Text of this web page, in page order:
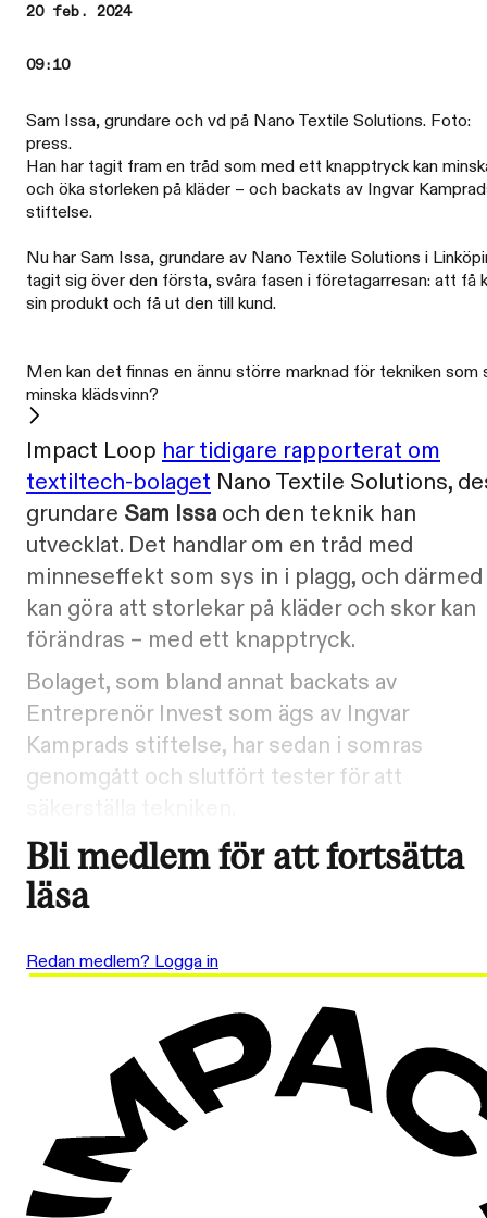
20 feb. 2024
09:10
Sam Issa, grundare och vd på Nano Textile Solutions. Foto:
press.
Han har tagit fram en tråd som med ett knapptryck kan
och öka storleken på kläder – och backats av Ingvar
stiftelse.
Nu har Sam Issa, grundare av Nano Textile Solutions i
tagit sig över den första, svåra fasen i företagarresan: att få
sin produkt och få ut den till kund.
Men kan det finnas en ännu större marknad för tekniken som
minska klädsvinn?
Impact Loop har tidigare rapporterat om
textiltech-bolaget Nano Textile Solutions,
grundare Sam Issa och den teknik han
utvecklat. Det handlar om en tråd med
minneseffekt som sys in i plagg, och därmed
kan göra att storlekar på kläder och skor kan
förändras – med ett knapptryck.
Bolaget, som bland annat backats av
Entreprenör Invest som ägs av Ingvar
Kamprads stiftelse, har sedan i somras
genomgått och slutfört tester för att
Bli medlem för att fortsätta
läsa
Redan medlem? Logga in